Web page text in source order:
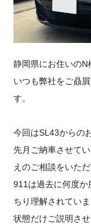
静岡県にお住いのN
いつも弊社をご贔
す。
今回はSL43からの
先月ご納車させて
えのご相談をいただ
911は過去に何度か
ちり理解されていま
状態だけご説明さ